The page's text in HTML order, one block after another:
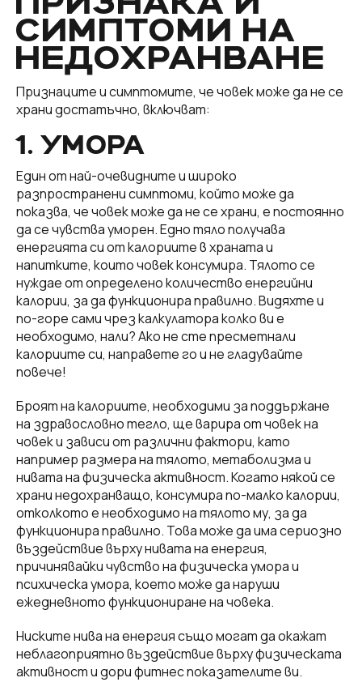
СИМПТОМИ НА
НЕДОХРАНВАНЕ
Признаците и симптомите, че човек може да не се
храни достатъчно, включват:
1. УМОРА
Един от най-очевидните и широко
разпространени симптоми, който може да
показва, че човек може да не се храни, е постоянно
да се чувства уморен. Едно тяло получава
енергията си от калориите в храната и
напитките, които човек консумира. Тялото се
нуждае от определено количество енергийни
калории, за да функционира правилно. Видяхте и
по-горе сами чрез калкулатора колко ви е
необходимо, нали? Ако не сте пресметнали
калориите си, направете го и не гладувайте
повече!
Броят на калориите, необходими за поддържане
на здравословно тегло, ще варира от човек на
човек и зависи от различни фактори, като
например размера на тялото, метаболизма и
нивата на физическа активност. Когато някой се
храни недохранващо, консумира по-малко калории,
отколкото е необходимо на тялото му, за да
функционира правилно. Това може да има сериозно
въздействие върху нивата на енергия,
причинявайки чувство на физическа умора и
психическа умора, което може да наруши
ежедневното функциониране на човека.
Ниските нива на енергия също могат да окажат
неблагоприятно въздействие върху физическата
активност и дори фитнес показателите ви.